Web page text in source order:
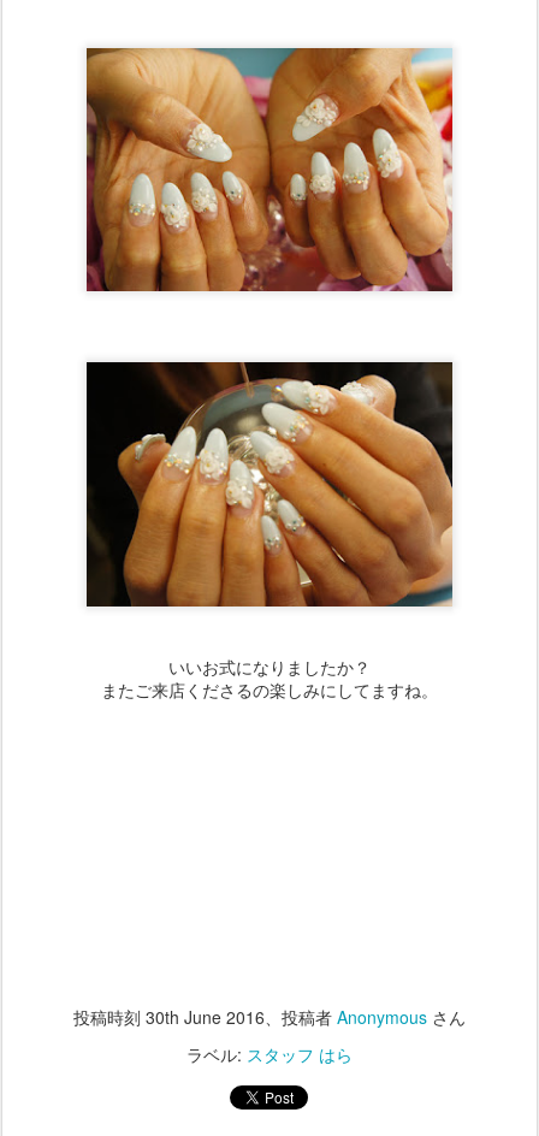
いいお式になりましたか？
またご来店くださるの楽しみにしてますね。
投稿時刻 30th June 2016 、投稿者 Anonymous さん
ラベル: スタッフ はら